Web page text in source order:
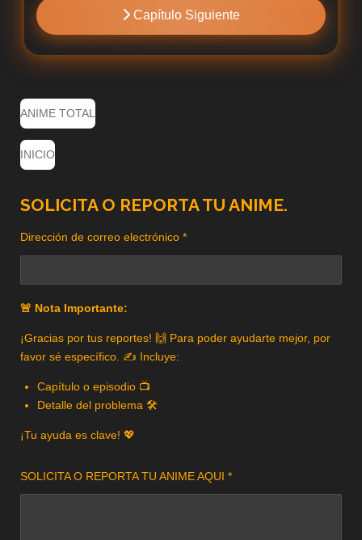
Capítulo Siguiente
ANIME TOTAL
INICIO
SOLICITA O REPORTA TU ANIME.
Dirección de correo electrónico *
🚨 Nota Importante:
¡Gracias por tus reportes! 🙌 Para poder ayudarte mejor, por
favor sé específico. ✍️ Incluye:
Capítulo o episodio 📺
Detalle del problema 🛠️
¡Tu ayuda es clave! 💖
SOLICITA O REPORTA TU ANIME AQUI *